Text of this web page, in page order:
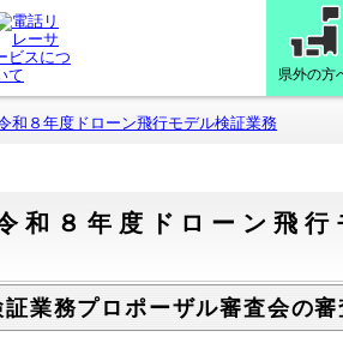
県外の方
和８年度ドローン飛行モデル検証業務
和８年度ドローン飛行
業務プロポーザル審査会の